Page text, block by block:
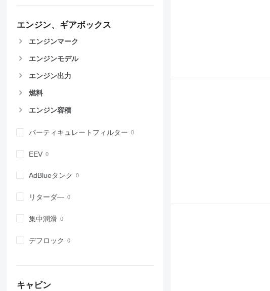
エンジン、ギアボックス
エンジンマーク
エンジンモデル
エンジン出力
燃料
エンジン容積
パーティキュレートフィルター
EEV
AdBlueタンク
リターダ―
集中潤滑
デフロック
キャビン